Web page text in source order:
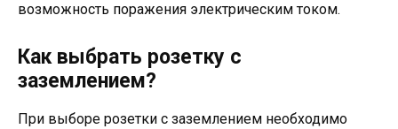
возможность поражения электрическим током.
Как выбрать розетку с
заземлением?
При выборе розетки с заземлением необходимо